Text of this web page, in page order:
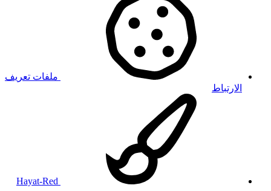
ملفات تعريف
الارتباط